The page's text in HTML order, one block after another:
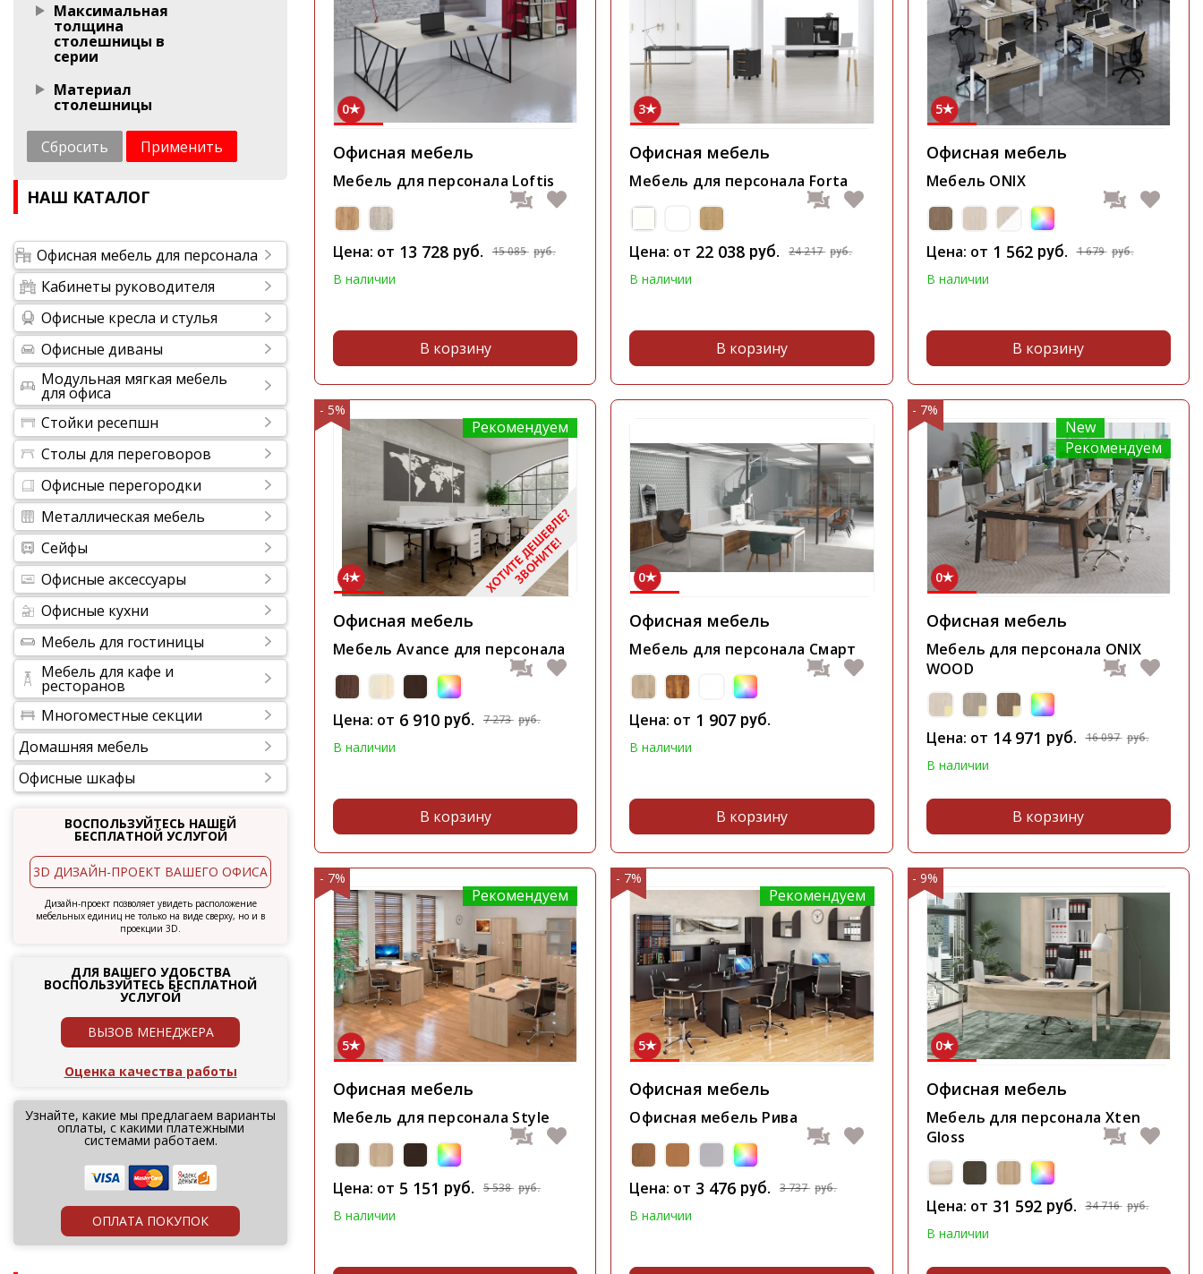
Максимальная
толщина
столешницы в
серии
Материал
столешницы
Сбросить Применить
НАШ КАТАЛОГ
Офисная мебель для персонала
Кабинеты руководителя
Офисные кресла и стулья
Офисные диваны
Модульная мягкая мебель
для офиса
Стойки ресепшн
Столы для переговоров
Офисные перегородки
Металлическая мебель
Сейфы
Офисные аксессуары
Офисные кухни
Мебель для гостиницы
Мебель для кафе и
ресторанов
Многоместные секции
Домашняя мебель
Офисные шкафы
ВОСПОЛЬЗУЙТЕСЬ НАШЕЙ
БЕСПЛАТНОЙ УСЛУГОЙ
3D ДИЗАЙН-ПРОЕКТ ВАШЕГО ОФИСА
Дизайн-проект позволяет увидеть расположение
мебельных единиц не только на виде сверху, но и в
проекции 3D.
ДЛЯ ВАШЕГО УДОБСТВА
ВОСПОЛЬЗУЙТЕСЬ БЕСПЛАТНОЙ
УСЛУГОЙ
ВЫЗОВ МЕНЕДЖЕРА
Оценка качества работы
Узнайте, какие мы предлагаем варианты
оплаты, с какими платежными
системами работаем.
ОПЛАТА ПОКУПОК
0
Офисная мебель
Мебель для персонала Loftis
Цена: от 13 728 руб. 15 085 руб.
В наличии
В корзину
3
Офисная мебель
Мебель для персонала Forta
Цена: от 22 038 руб. 24 217 руб.
В наличии
В корзину
5
Офисная мебель
Мебель ONIX
Цена: от 1 562 руб. 1 679 руб.
В наличии
В корзину
- 5%
Рекомендуем
4
Офисная мебель
Мебель Avance для персонала
Цена: от 6 910 руб. 7 273 руб.
В наличии
В корзину
0
Офисная мебель
Мебель для персонала Смарт
Цена: от 1 907 руб.
В наличии
В корзину
- 7%
New
Рекомендуем
0
Офисная мебель
Мебель для персонала ONIX
WOOD
Цена: от 14 971 руб. 16 097 руб.
В наличии
В корзину
- 7%
Рекомендуем
5
Офисная мебель
Мебель для персонала Style
Цена: от 5 151 руб. 5 538 руб.
В наличии
- 7%
Рекомендуем
5
Офисная мебель
Офисная мебель Рива
Цена: от 3 476 руб. 3 737 руб.
В наличии
- 9%
0
Офисная мебель
Мебель для персонала Xten
Gloss
Цена: от 31 592 руб. 34 716 руб.
В наличии